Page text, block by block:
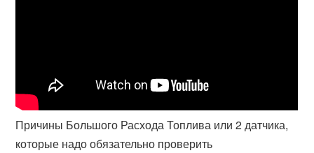
Причины Большого Расхода Топлива или 2 датчика,
которые надо обязательно проверить